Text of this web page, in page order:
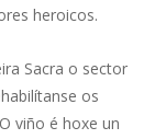
heroicos.
Sacra o sector
os
viño é hoxe un